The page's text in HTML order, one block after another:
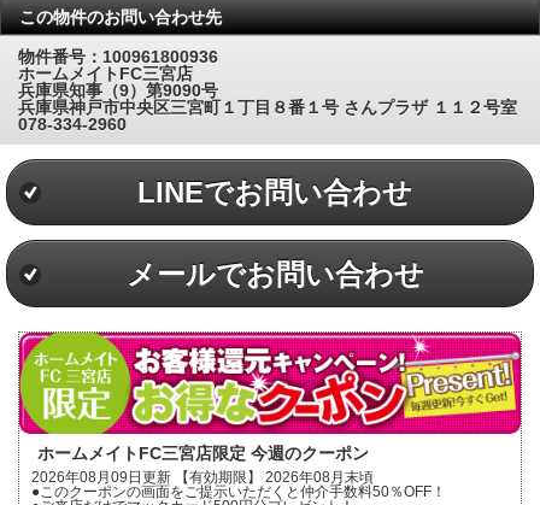
この物件のお問い合わせ先
物件番号：100961800936
ホームメイトFC三宮店
兵庫県知事（9）第9090号
兵庫県神戸市中央区三宮町１丁目８番１号 さんプラザ １１２号室
078-334-2960
LINEでお問い合わせ
メールでお問い合わせ
ホームメイトFC三宮店限定 今週のクーポン
2026年08月09日更新 【有効期限】 2026年08月末頃
●このクーポンの画面をご提示いただくと仲介手数料50％OFF！